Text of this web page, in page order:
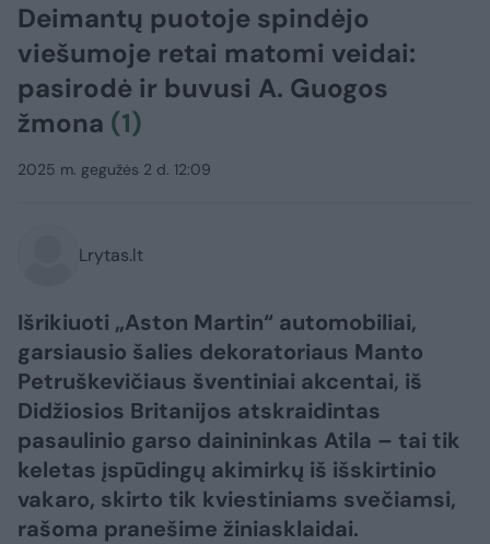
Deimantų puotoje spindėjo
viešumoje retai matomi veidai:
pasirodė ir buvusi A. Guogos
žmona (1)
2025 m. gegužės 2 d. 12:09
Lrytas.lt
Išrikiuoti „Aston Martin“ automobiliai,
garsiausio šalies dekoratoriaus Manto
Petruškevičiaus šventiniai akcentai, iš
Didžiosios Britanijos atskraidintas
pasaulinio garso dainininkas Atila – tai tik
keletas įspūdingų akimirkų iš išskirtinio
vakaro, skirto tik kviestiniams svečiamsi,
rašoma pranešime žiniasklaidai.